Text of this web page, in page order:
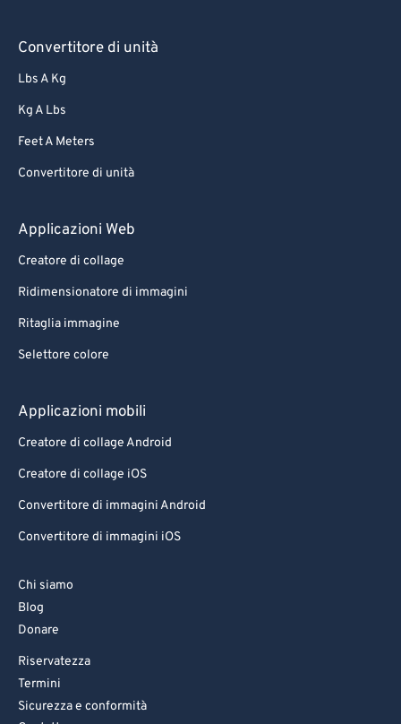
Convertitore di unità
Lbs A Kg
Kg A Lbs
Feet A Meters
Convertitore di unità
Applicazioni Web
Creatore di collage
Ridimensionatore di immagini
Ritaglia immagine
Selettore colore
Applicazioni mobili
Creatore di collage Android
Creatore di collage iOS
Convertitore di immagini Android
Convertitore di immagini iOS
Chi siamo
Blog
Donare
Riservatezza
Termini
Sicurezza e conformità